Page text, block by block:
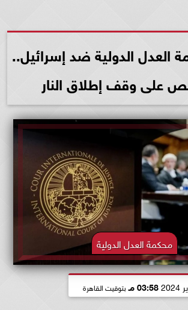
العدل الدولية ضد إسرائيل..
على وقف إطلاق النار
محكمة العدل الدولية
03:58 مـ بتوقيت القاهرة